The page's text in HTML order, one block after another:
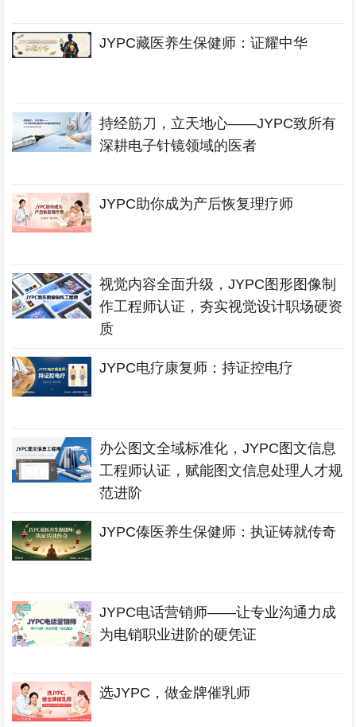
JYPC藏医养生保健师：证耀中华
持经筋刀，立天地心——JYPC致所有
深耕电子针镜领域的医者
JYPC助你成为产后恢复理疗师
视觉内容全面升级，JYPC图形图像制
作工程师认证，夯实视觉设计职场硬资
质
JYPC电疗康复师：持证控电疗
办公图文全域标准化，JYPC图文信息
工程师认证，赋能图文信息处理人才规
范进阶
JYPC傣医养生保健师：执证铸就传奇
JYPC电话营销师——让专业沟通力成
为电销职业进阶的硬凭证
选JYPC，做金牌催乳师